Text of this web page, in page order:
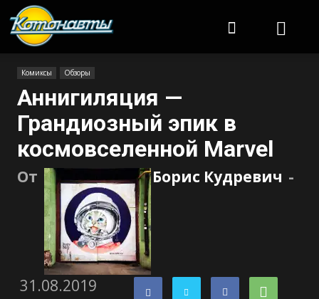
Комиксы Обзоры
Аннигиляция —
Грандиозный эпик в
космовселенной Marvel
От Борис Кудревич -
31.08.2019